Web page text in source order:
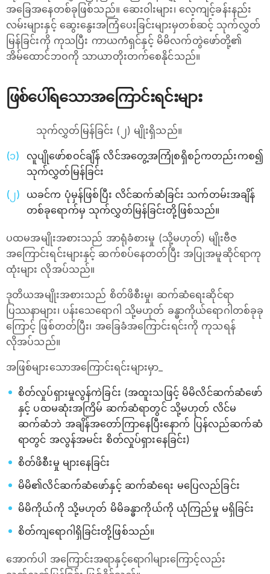
အခြေအနေတစ်ခုဖြစ်သည်။ ဆေးဝါးများ၊ လေ့ကျင့်ခန်းနည်း
လမ်းများနှင့် ဆွေးနွေးအကြံပေးခြင်းများမှတစ်ဆင့် သုက်လွှတ်
မြန်ခြင်းကို ကုသပြီး ကာယကံရှင်နှင့် မိမိလက်တွဲဖော်တို့၏
အိမ်ထောင်ဘဝကို သာယာတိုးတက်စေနိုင်သည်။
ဖြစ်ပေါ်ရသောအကြောင်းရင်းများ
သုက်လွှတ်မြန်ခြင်း (၂) မျိုးရှိသည်။
လူပျိုဖော်စဝင်ချိန် လိင်အတွေ့အကြုံစရှိစဉ်ကတည်းကစ၍
သုက်လွှတ်မြန်ခြင်း
ယခင်က ပုံမှန်ဖြစ်ပြီး လိင်ဆက်ဆံခြင်း သက်တမ်းအချိန်
တစ်ခုရောက်မှ သုက်လွှတ်မြန်ခြင်းတို့ဖြစ်သည်။
ပထမအမျိုးအစားသည် အာရုံခံစားမှု (သို့မဟုတ်) မျိုးဗီဇ
အကြောင်းရင်းများနှင့် ဆက်စပ်နေတတ်ပြီး အပြုအမူဆိုင်ရာကု
ထုံးများ လိုအပ်သည်။
ဒုတိယအမျိုးအစားသည် စိတ်ဖိစီးမှု၊ ဆက်ဆံရေးဆိုင်ရာ
ပြဿနာများ၊ ပန်းသေရောဂါ သို့မဟုတ် ခန္ဓာကိုယ်ရောဂါတစ်ခုခု
ကြောင့် ဖြစ်တတ်ပြီး၊ အခြေခံအကြောင်းရင်းကို ကုသရန်
လိုအပ်သည်။
အဖြစ်များသောအကြောင်းရင်းများမှာ_
စိတ်လှုပ်ရှားမှုလွန်ကဲခြင်း (အထူးသဖြင့် မိမိလိင်ဆက်ဆံဖော်
နှင့် ပထမဆုံးအကြိမ် ဆက်ဆံရာတွင် သို့မဟုတ် လိင်မ
ဆက်ဆံဘဲ အချိန်အတော်ကြာနေပြီးနောက် ပြန်လည်ဆက်ဆံ
ရာတွင် အလွန်အမင်း စိတ်လှုပ်ရှားနေခြင်း)
စိတ်ဖိစီးမှု များနေခြင်း
မိမိ၏လိင်ဆက်ံဆံဖော်နှင့် ဆက်ဆံရေး မပြေလည်ခြင်း
မိမိကိုယ်ကို သို့မဟုတ် မိမိခန္ဓာကိုယ်ကို ယုံကြည်မှု မရှိခြင်း
စိတ်ကျရောဂါရှိခြင်းတို့ဖြစ်သည်။
အောက်ပါ အကြောင်းအရာနှင့်ရောဂါများကြောင့်လည်း